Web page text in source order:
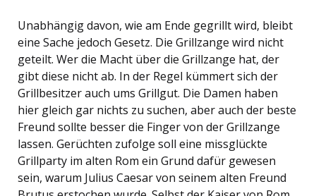
Unabhängig davon, wie am Ende gegrillt wird, bleibt
eine Sache jedoch Gesetz. Die Grillzange wird nicht
geteilt. Wer die Macht über die Grillzange hat, der
gibt diese nicht ab. In der Regel kümmert sich der
Grillbesitzer auch ums Grillgut. Die Damen haben
hier gleich gar nichts zu suchen, aber auch der beste
Freund sollte besser die Finger von der Grillzange
lassen. Gerüchten zufolge soll eine missglückte
Grillparty im alten Rom ein Grund dafür gewesen
sein, warum Julius Caesar von seinem alten Freund